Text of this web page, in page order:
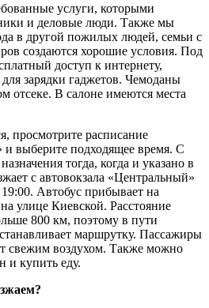
услуги, которыми
и деловые люди. Также мы
в другой пожилых людей, семьи с
создаются хорошие условия. Под
доступ к интернету,
зарядки гаджетов. Чемоданы
отсеке. В салоне имеются места
просмотрите расписание
и выберите подходящее время. С
тогда, когда и указано в
с автовокзала «Центральный»
Автобус прибывает на
улице Киевской. Расстояние
800 км, поэтому в пути
маршрутку. Пассажиры
свежим воздухом. Также можно
и купить еду.